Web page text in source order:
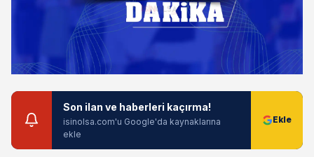
Son ilan ve haberleri kaçırma!
isinolsa.com'u Google'da kaynaklarına
ekle